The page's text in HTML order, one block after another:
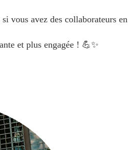
vous avez des collaborateurs en
et plus engagée ! 💪✨